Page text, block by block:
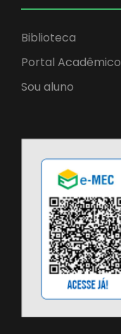
Biblioteca
Portal Acadêmico
Sou aluno